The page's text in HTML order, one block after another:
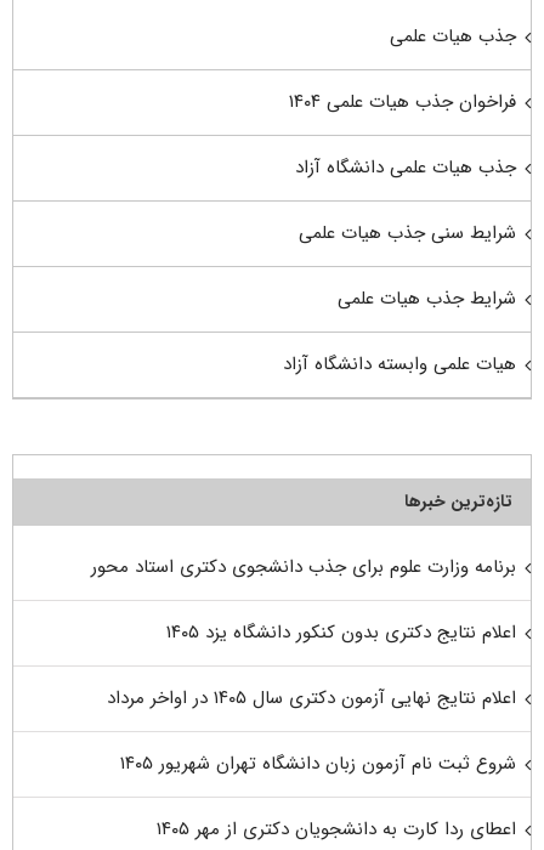
جذب هیات علمی
فراخوان جذب هیات علمی ۱۴۰۴
جذب هیات علمی دانشگاه آزاد
شرایط سنی جذب هیات علمی
شرایط جذب هیات علمی
هیات علمی وابسته دانشگاه آزاد
تازه‌ترین خبرها
برنامه وزارت علوم برای جذب دانشجوی دکتری استاد محور
اعلام نتایج دکتری بدون کنکور دانشگاه یزد ۱۴۰۵
اعلام نتایج نهایی آزمون دکتری سال ۱۴۰۵ در اواخر مرداد
شروع ثبت نام آزمون زبان دانشگاه تهران شهریور ۱۴۰۵
اعطای ردا کارت به دانشجویان دکتری از مهر ۱۴۰۵